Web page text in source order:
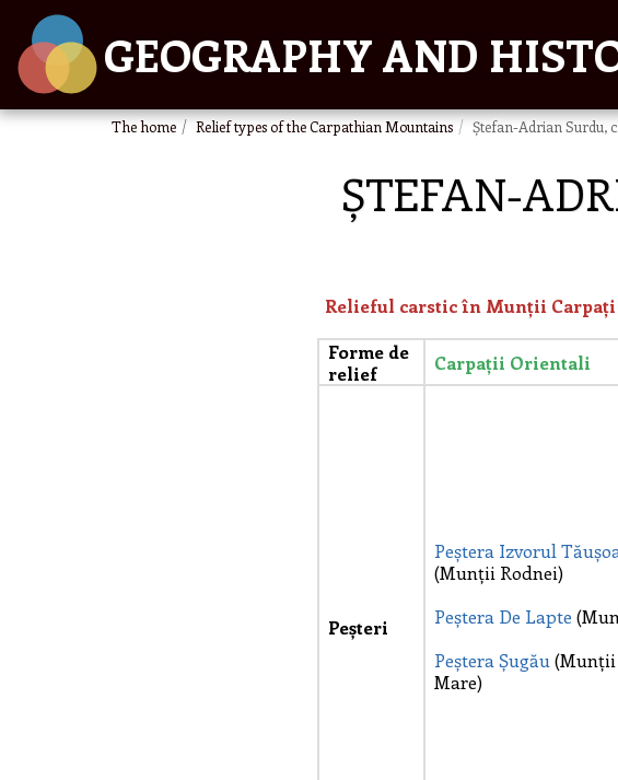
GEOGRAPHY AND
The home Relief types of the Carpathian Mountains Ștefan-Adrian Surdu,
ȘTEFAN-
Relieful carstic în Munții Carpați
Forme de
relief
Carpații Orientali
Peșteri
Peștera Izvorul
(Munții Rodnei)
Peștera De Lapte
Peștera Șugău (Munții
Mare)